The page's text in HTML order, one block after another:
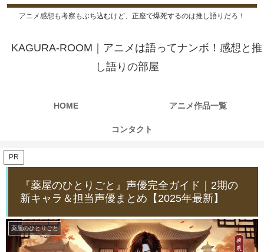
アニメ感想も考察もぶち込むけど、正座で爆死するのは推し語りだろ！
KAGURA-ROOM｜アニメは語ってナンボ！感想と推
し語りの部屋
HOME アニメ作品一覧
コンタクト
PR
『薬屋のひとりごと』声優完全ガイド｜2期の
新キャラ＆担当声優まとめ【2025年最新】
薬屋のひとりごと